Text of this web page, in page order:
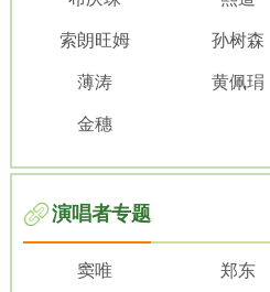
索朗旺姆 孙树森
薄涛 黄佩琄
金穗
演唱者专题
窦唯 郑东